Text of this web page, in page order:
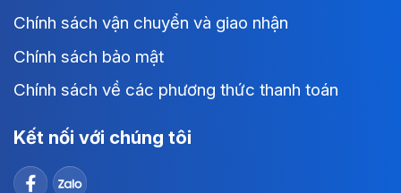
Chính sách vận chuyển và giao nhận
Chính sách bảo mật
Chính sách về các phương thức thanh toán
Kết nối với chúng tôi